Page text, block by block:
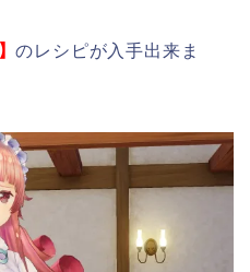
のレシピが入手出来ま